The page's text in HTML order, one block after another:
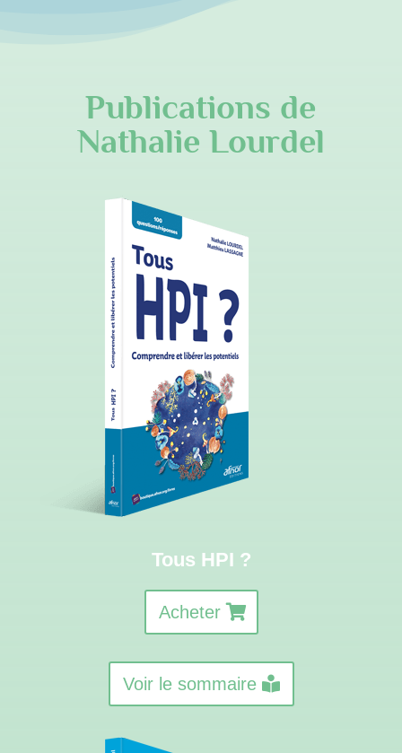
Publications de
Nathalie Lourdel
Tous HPI ?
Acheter
Voir le sommaire